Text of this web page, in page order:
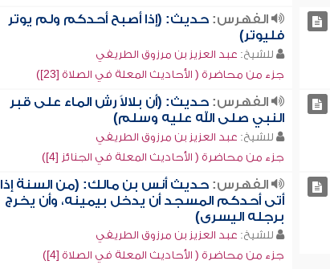
الفهرس: حديث: (إذا أصبح أحدكم ولم يوتر
فليوتر)
للشيخ: عبد العزيز بن مرزوق الطريفي
جزء من محاضرة ( الأحاديث المعلة في الصلاة [23])
الفهرس: حديث: (أن بلالاً رش الماء على قبر
النبي صلى الله عليه وسلم)
للشيخ: عبد العزيز بن مرزوق الطريفي
جزء من محاضرة ( الأحاديث المعلة في الجنائز [4])
الفهرس: حديث أنس بن مالك: (من السنة إذا
أتى أحدكم المسجد أن يدخل بيمينه، وأن يخرج
برجله اليسرى)
للشيخ: عبد العزيز بن مرزوق الطريفي
جزء من محاضرة ( الأحاديث المعلة في الصلاة [4])